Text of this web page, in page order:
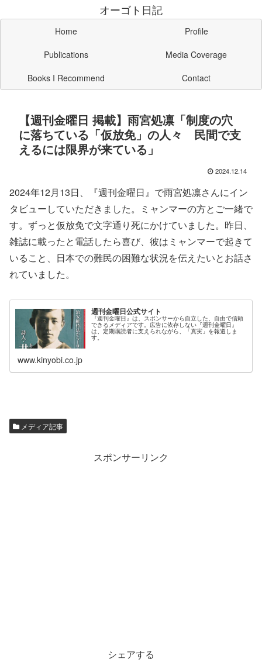
オーゴト日記
Home
Profile
Publications
Media Coverage
Books I Recommend
Contact
【週刊金曜日 掲載】雨宮処凛「制度の穴
に落ちている「仮放免」の人々 民間で支
えるには限界が来ている」
2024.12.14
2024年12月13日、『週刊金曜日』で雨宮処凛さんにイン
タビューしていただきました。ミャンマーの方とご一緒で
す。ずっと仮放免で文字通り死にかけていました。昨日、
雑誌に載ったと電話したら喜び、彼はミャンマーで起きて
いること、日本での難民の困難な状況を伝えたいとお話さ
れていました。
週刊金曜日公式サイト
『週刊金曜日』は、スポンサーから自立した、自由で信頼
できるメディアです。広告に依存しない『週刊金曜日』
は、定期購読者に支えられながら、「真実」を報道しま
す。
www.kinyobi.co.jp
メディア記事
スポンサーリンク
シェアする